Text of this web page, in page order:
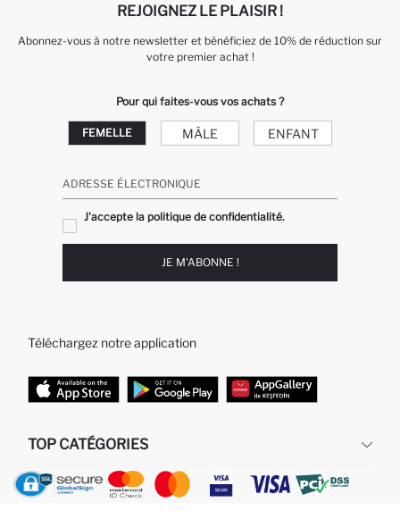
REJOIGNEZ LE PLAISIR !
Abonnez-vous à notre newsletter et bénéficiez de 10% de réduction sur
votre premier achat !
Pour qui faites-vous vos achats ?
FEMELLE MÂLE ENFANT
ADRESSE ÉLECTRONIQUE
J'accepte la politique de confidentialité.
JE M'ABONNE !
Téléchargez notre application
TOP CATÉGORIES
Femme
Homme
Jeans Larges pour Homme
Garçon